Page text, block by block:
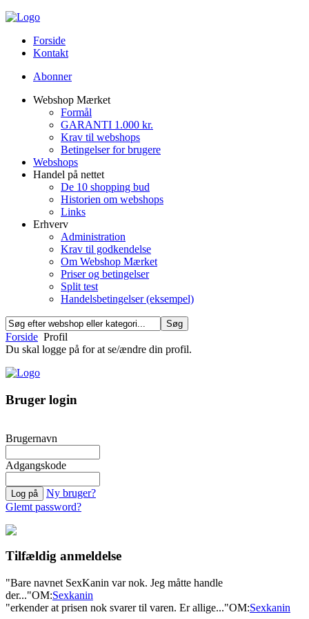
Forside
Kontakt
Abonner
Webshop Mærket
Formål
GARANTI 1.000 kr.
Krav til webshops
Betingelser for brugere
Webshops
Handel på nettet
De 10 shopping bud
Historien om webshops
Links
Erhverv
Administration
Krav til godkendelse
Om Webshop Mærket
Priser og betingelser
Split test
Handelsbetingelser (eksempel)
Forside Profil
Du skal logge på for at se/ændre din profil.
Bruger login
Brugernavn
Adgangskode
Ny bruger?
Glemt password?
Tilfældig anmeldelse
"Bare navnet SexKanin var nok. Jeg måtte handle
der..."OM:Sexkanin
"erkender at prisen nok svarer til varen. Er allige..."OM:Sexkanin